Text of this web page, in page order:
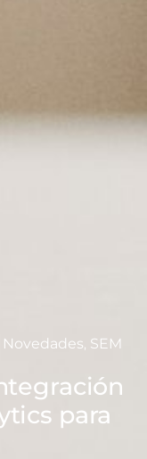
para
Novedades, SEM